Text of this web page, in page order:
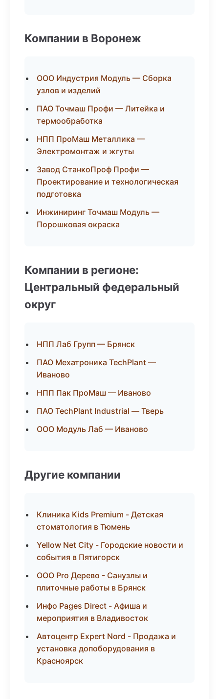
Компании в Воронеж
ООО Индустрия Модуль — Сборка
узлов и изделий
ПАО Точмаш Профи — Литейка и
термообработка
НПП ПроМаш Металлика —
Электромонтаж и жгуты
Завод СтанкоПроф Профи —
Проектирование и технологическая
подготовка
Инжиниринг Точмаш Модуль —
Порошковая окраска
Компании в регионе:
Центральный федеральный
округ
НПП Лаб Групп — Брянск
ПАО Мехатроника TechPlant —
Иваново
НПП Пак ПроМаш — Иваново
ПАО TechPlant Industrial — Тверь
ООО Модуль Лаб — Иваново
Другие компании
Клиника Kids Premium - Детская
стоматология в Тюмень
Yellow Net City - Городские новости и
события в Пятигорск
ООО Pro Дерево - Санузлы и
плиточные работы в Брянск
Инфо Pages Direct - Афиша и
мероприятия в Владивосток
Автоцентр Expert Nord - Продажа и
установка допоборудования в
Красноярск